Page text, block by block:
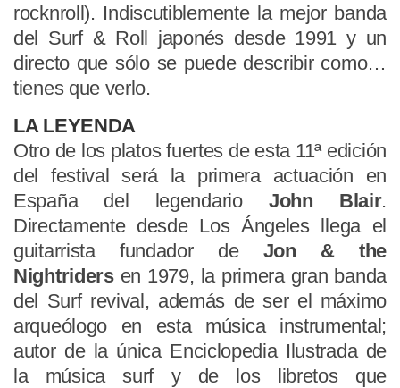
rocknroll). Indiscutiblemente la mejor banda
del Surf & Roll japonés desde 1991 y un
directo que sólo se puede describir como…
tienes que verlo.
LA LEYENDA
Otro de los platos fuertes de esta 11ª edición
del festival será la primera actuación en
España del legendario John Blair.
Directamente desde Los Ángeles llega el
guitarrista fundador de Jon & the
Nightridersen 1979, la primera gran banda
del Surf revival, además de ser el máximo
arqueólogo en esta música instrumental;
autor de la única Enciclopedia Ilustrada de
la música surf y de los libretos que